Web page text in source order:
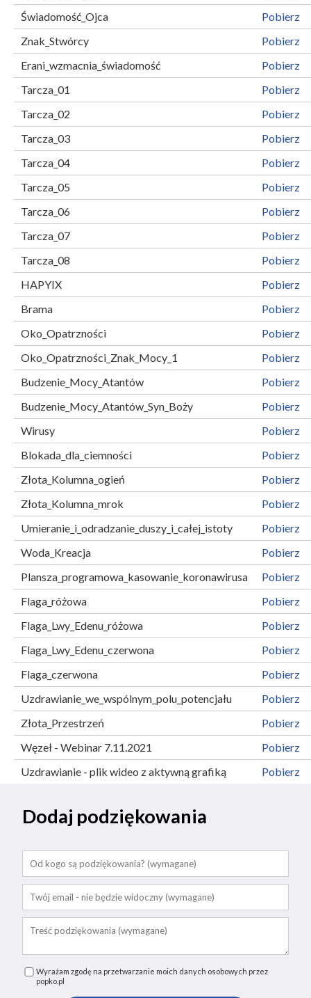
Świadomość_Ojca
Pobierz
Znak_Stwórcy
Pobierz
Erani_wzmacnia_świadomość
Pobierz
Tarcza_01
Pobierz
Tarcza_02
Pobierz
Tarcza_03
Pobierz
Tarcza_04
Pobierz
Tarcza_05
Pobierz
Tarcza_06
Pobierz
Tarcza_07
Pobierz
Tarcza_08
Pobierz
HAPYIX
Pobierz
Brama
Pobierz
Oko_Opatrzności
Pobierz
Oko_Opatrzności_Znak_Mocy_1
Pobierz
Budzenie_Mocy_Atantów
Pobierz
Budzenie_Mocy_Atantów_Syn_Boży
Pobierz
Wirusy
Pobierz
Blokada_dla_ciemności
Pobierz
Złota_Kolumna_ogień
Pobierz
Złota_Kolumna_mrok
Pobierz
Umieranie_i_odradzanie_duszy_i_całej_istoty
Pobierz
Woda_Kreacja
Pobierz
Plansza_programowa_kasowanie_koronawirusa
Pobierz
Flaga_różowa
Pobierz
Flaga_Lwy_Edenu_różowa
Pobierz
Flaga_Lwy_Edenu_czerwona
Pobierz
Flaga_czerwona
Pobierz
Uzdrawianie_we_wspólnym_polu_potencjału
Pobierz
Złota_Przestrzeń
Pobierz
Węzeł - Webinar 7.11.2021
Pobierz
Uzdrawianie - plik wideo z aktywną grafiką
Pobierz
Dodaj podziękowania
Wyrażam zgodę na przetwarzanie moich danych osobowych przez
popko.pl